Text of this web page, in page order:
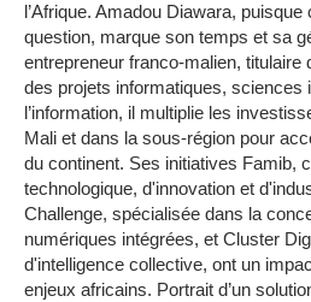
l’Afrique. Amadou Diawara, puisque
question, marque son temps et sa
entrepreneur franco-malien, titulaire
des projets informatiques, sciences
l’information, il multiplie les
Mali et dans la sous-région pour
du continent. Ses initiatives Famib,
technologique, d'innovation et
Challenge, spécialisée dans la
numériques intégrées, et Cluster
d'intelligence collective, ont un
enjeux africains. Portrait d’un